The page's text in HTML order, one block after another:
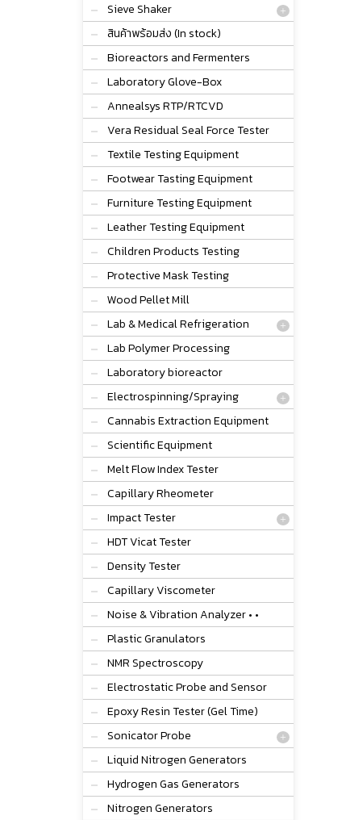
Sieve Shaker
สินค้าพร้อมส่ง (In stock)
Bioreactors and Fermenters
Laboratory Glove-Box
Annealsys RTP/RTCVD
Vera Residual Seal Force Tester
Textile Testing Equipment
Footwear Tasting Equipment
Furniture Testing Equipment
Leather Testing Equipment
Children Products Testing
Protective Mask Testing
Wood Pellet Mill
Lab & Medical Refrigeration
Lab Polymer Processing
Laboratory bioreactor
Electrospinning/Spraying
Cannabis Extraction Equipment
Scientific Equipment
Melt Flow Index Tester
Capillary Rheometer
Impact Tester
HDT Vicat Tester
Density Tester
Capillary Viscometer
Noise & Vibration Analyzer • •
Plastic Granulators
NMR Spectroscopy
Electrostatic Probe and Sensor
Epoxy Resin Tester (Gel Time)
Sonicator Probe
Liquid Nitrogen Generators
Hydrogen Gas Generators
Nitrogen Generators